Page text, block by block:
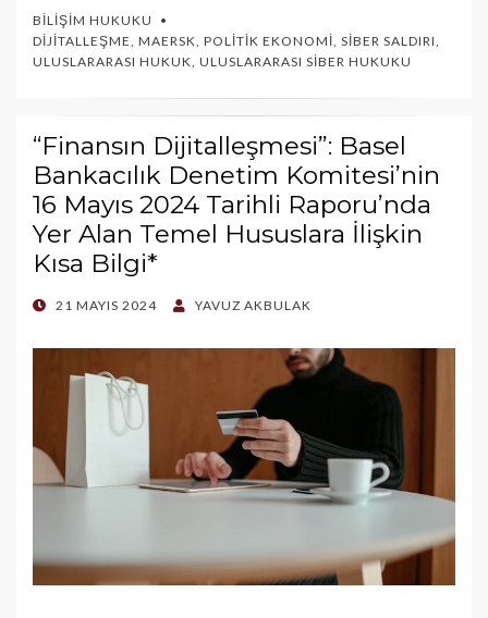
BILIŞIM HUKUKU
DIJITALLEŞME, MAERSK, POLITIK EKONOMI, SIBER SALDIRI,
ULUSLARARASI HUKUK, ULUSLARARASI SIBER HUKUKU
“Finansın Dijitalleşmesi”: Basel
Bankacılık Denetim Komitesi’nin
16 Mayıs 2024 Tarihli Raporu’nda
Yer Alan Temel Hususlara İlişkin
Kısa Bilgi*
POSTED
21 MAYIS 2024 YAVUZ AKBULAK